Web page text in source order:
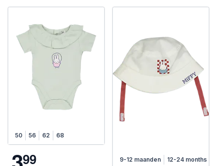
50 56 62 68
99 9-12 maanden 12-24 months